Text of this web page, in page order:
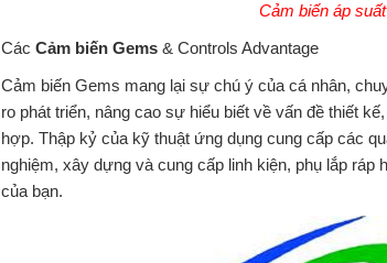
Cảm biến áp
CácCảm biến Gems & Controls Advantage
Cảm biến Gems mang lại sự chú ý của cá nhân,
ro phát triển, nâng cao sự hiểu biết về vấn đề thiết
hợp. Thập kỷ của kỹ thuật ứng dụng cung cấp các
nghiệm, xây dựng và cung cấp linh kiện, phụ lắp
của bạn.